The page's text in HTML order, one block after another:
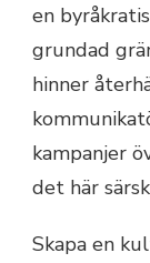
en
grundad
hinner
kampanjer
det här
Skapa en